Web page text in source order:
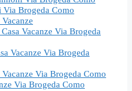
Brogeda Como
Vacanze Via Brogeda
Vacanze Via Brogeda
Via Brogeda Como
Via Brogeda Como